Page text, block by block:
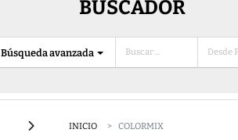
BUSCADOR
Búsqueda avanzada
INICIO COLORMIX